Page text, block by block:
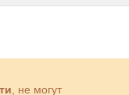
, не могут